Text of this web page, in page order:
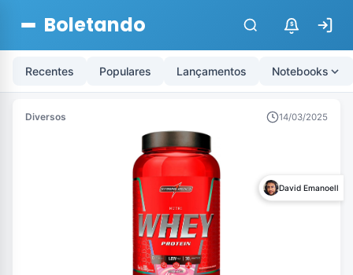
Boletando $
Recentes Populares Lançamentos Notebooks
Diversos 14/03/2025
David Emanoell